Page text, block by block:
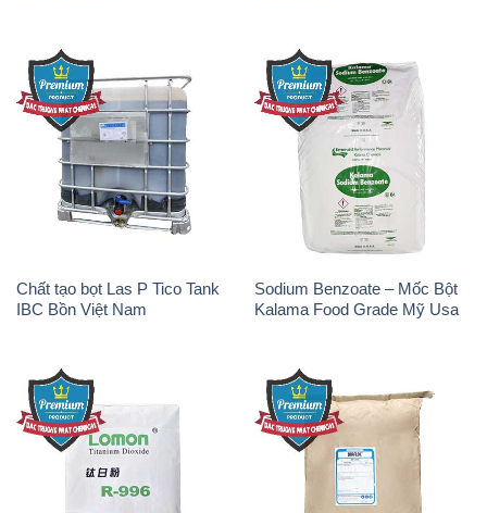
Chất tạo bọt Las P Tico Tank
IBC Bồn Việt Nam
Sodium Benzoate – Mốc Bột
Kalama Food Grade Mỹ Usa